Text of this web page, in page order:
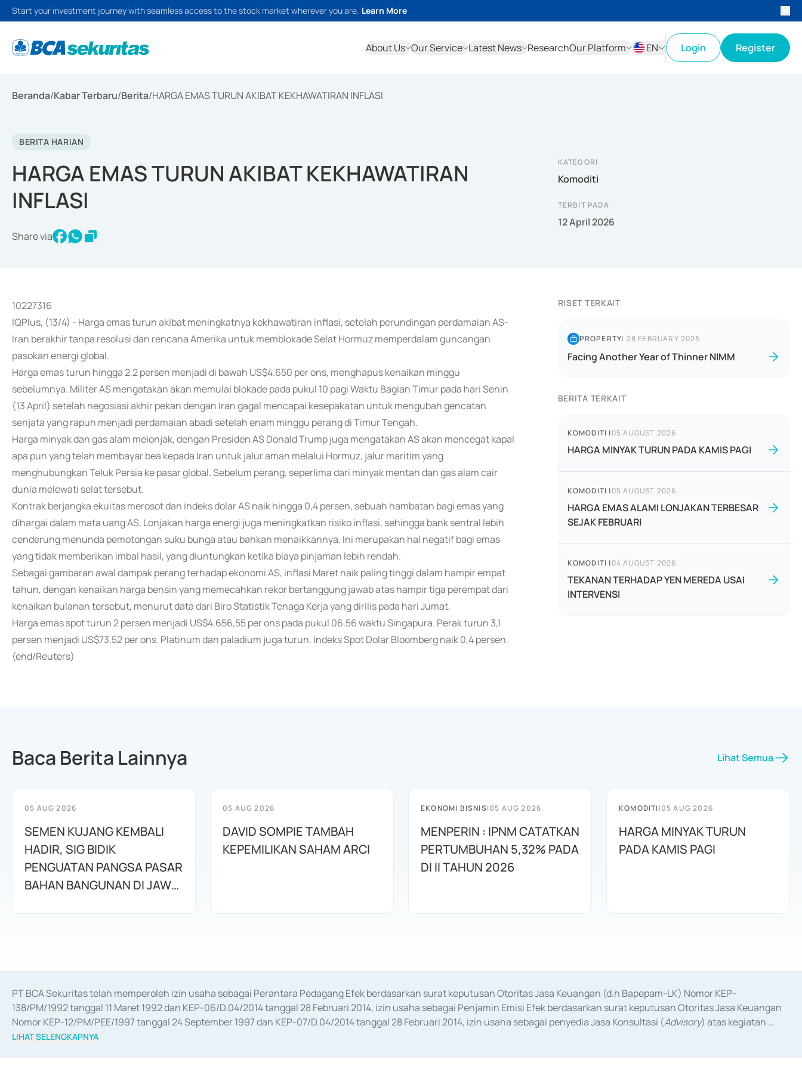
Start your investment journey with seamless access to the stock market wherever you are. Learn More
About Us Our Service Latest News ResearchOur Platform
EN
Login Register
Beranda/Kabar Terbaru/Berita/HARGA EMAS TURUN AKIBAT KEKHAWATIRAN INFLASI
BERITA HARIAN
HARGA EMAS TURUN AKIBAT KEKHAWATIRAN
INFLASI
Share via
KATEGORI
Komoditi
TERBIT PADA
12 April 2026
10227316
IQPlus, (13/4) - Harga emas turun akibat meningkatnya kekhawatiran inflasi, setelah perundingan perdamaian AS-
Iran berakhir tanpa resolusi dan rencana Amerika untuk memblokade Selat Hormuz memperdalam guncangan
pasokan energi global.
Harga emas turun hingga 2,2 persen menjadi di bawah US$4.650 per ons, menghapus kenaikan minggu
sebelumnya. Militer AS mengatakan akan memulai blokade pada pukul 10 pagi Waktu Bagian Timur pada hari Senin
(13 April) setelah negosiasi akhir pekan dengan Iran gagal mencapai kesepakatan untuk mengubah gencatan
senjata yang rapuh menjadi perdamaian abadi setelah enam minggu perang di Timur Tengah.
Harga minyak dan gas alam melonjak, dengan Presiden AS Donald Trump juga mengatakan AS akan mencegat kapal
apa pun yang telah membayar bea kepada Iran untuk jalur aman melalui Hormuz, jalur maritim yang
menghubungkan Teluk Persia ke pasar global. Sebelum perang, seperlima dari minyak mentah dan gas alam cair
dunia melewati selat tersebut.
Kontrak berjangka ekuitas merosot dan indeks dolar AS naik hingga 0,4 persen, sebuah hambatan bagi emas yang
dihargai dalam mata uang AS. Lonjakan harga energi juga meningkatkan risiko inflasi, sehingga bank sentral lebih
cenderung menunda pemotongan suku bunga atau bahkan menaikkannya. Ini merupakan hal negatif bagi emas
yang tidak memberikan imbal hasil, yang diuntungkan ketika biaya pinjaman lebih rendah.
Sebagai gambaran awal dampak perang terhadap ekonomi AS, inflasi Maret naik paling tinggi dalam hampir empat
tahun, dengan kenaikan harga bensin yang memecahkan rekor bertanggung jawab atas hampir tiga perempat dari
kenaikan bulanan tersebut, menurut data dari Biro Statistik Tenaga Kerja yang dirilis pada hari Jumat.
Harga emas spot turun 2 persen menjadi US$4.656,55 per ons pada pukul 06.56 waktu Singapura. Perak turun 3,1
persen menjadi US$73,52 per ons. Platinum dan paladium juga turun. Indeks Spot Dolar Bloomberg naik 0,4 persen.
(end/Reuters)
RISET TERKAIT
PROPERTY| 28 FEBRUARY 2025
Facing Another Year of Thinner NIMM
BERITA TERKAIT
KOMODITI |05 AUGUST 2026
HARGA MINYAK TURUN PADA KAMIS PAGI
KOMODITI |05 AUGUST 2026
HARGA EMAS ALAMI LONJAKAN TERBESAR
SEJAK FEBRUARI
KOMODITI |04 AUGUST 2026
TEKANAN TERHADAP YEN MEREDA USAI
INTERVENSI
Baca Berita Lainnya Lihat Semua
05 AUG 2026
SEMEN KUJANG KEMBALI
HADIR, SIG BIDIK
PENGUATAN PANGSA PASAR
BAHAN BANGUNAN DI JAWA
05 AUG 2026
DAVID SOMPIE TAMBAH
KEPEMILIKAN SAHAM ARCI
EKONOMI BISNIS|05 AUG 2026
MENPERIN : IPNM CATATKAN
PERTUMBUHAN 5,32% PADA
DI II TAHUN 2026
KOMODITI|05 AUG 2026
HARGA MINYAK TURUN
PADA KAMIS PAGI
PT BCA Sekuritas telah memperoleh izin usaha sebagai Perantara Pedagang Efek berdasarkan surat keputusan Otoritas Jasa Keuangan (d.h Bapepam-LK) Nomor KEP-
138/PM/1992 tanggal 11 Maret 1992 dan KEP-06/D.04/2014 tanggal 28 Februari 2014, izin usaha sebagai Penjamin Emisi Efek berdasarkan surat keputusan Otoritas Jasa Keuangan
Nomor KEP-12/PM/PEE/1997 tanggal 24 September 1997 dan KEP-07/D.04/2014 tanggal 28 Februari 2014, izin usaha sebagai penyedia Jasa Konsultasi (Advisory) atas kegiatan
merger, akuisisi, divestasi, dan
LIHAT SELENGKAPNYA